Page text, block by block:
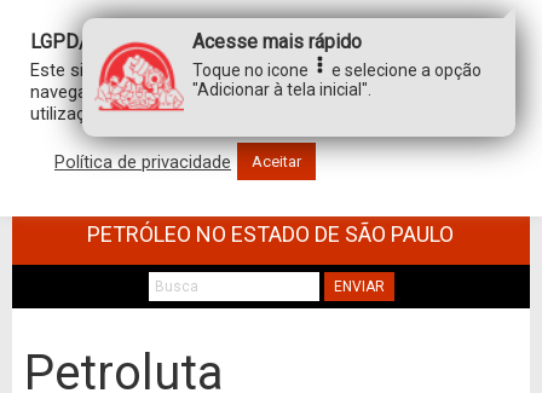
SINDICATO DOS TRABALHADORES NO
PETRÓLEO NO ESTADO DE SÃO PAULO
ENVIAR
Petroluta
LGPD/GDPR
Este site usa cookies para personalizar sua experiência de
navegação. Ao clicar em “aceitar”, você concorda com a
utilização de TODOS os cookies.
Política de privacidade Aceitar
Acesse mais rápido
Toque no icone
e selecione a opção
"Adicionar à tela inicial".